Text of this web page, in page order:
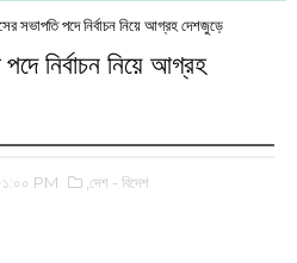
সভাপতি পদে নির্বাচন নিয়ে আগ্রহ দেশজুড়ে
নির্বাচন নিয়ে আগ্রহ
PM ,দেশ - বিদেশ